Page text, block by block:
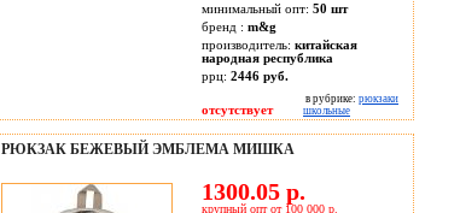
минимальный опт: 50 шт
бренд : m&g
производитель: китайская
народная республика
ррц: 2446 руб.
отсутствует
в рубрике: рюкзаки
школьные
РЮКЗАК БЕЖЕВЫЙ ЭМБЛЕМА МИШКА
1300.05 р.
крупный опт от 100 000 р.